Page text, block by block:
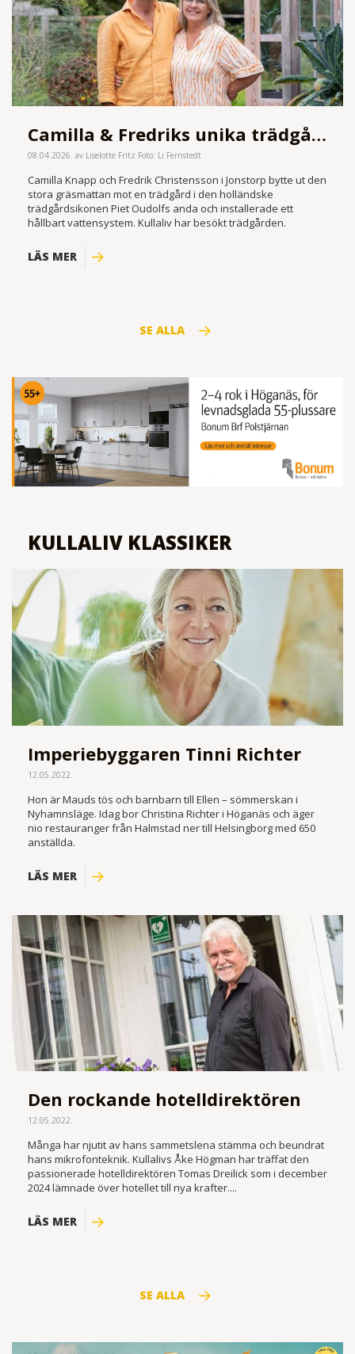
Camilla & Fredriks unika trädgård i Jonstorp
08.04.2026. av Liselotte Fritz Foto: Li Fernstedt
Camilla Knapp och Fredrik Christensson i Jonstorp bytte ut den
stora gräsmattan mot en trädgård i den holländske
trädgårdsikonen Piet Oudolfs anda och installerade ett
hållbart vattensystem. Kullaliv har besökt trädgården.
LÄS MER
SE ALLA
KULLALIV KLASSIKER
Imperiebyggaren Tinni Richter
12.05.2022.
Hon är Mauds tös och barnbarn till Ellen – sömmerskan i
Nyhamnsläge. Idag bor Christina Richter i Höganäs och äger
nio restauranger från Halmstad ner till Helsingborg med 650
anställda.
LÄS MER
Den rockande hotelldirektören
12.05.2022.
Många har njutit av hans sammetslena stämma och beundrat
hans mikrofonteknik. Kullalivs Åke Högman har träffat den
passionerade hotell­­direktören Tomas Dreilick som i december
2024 lämnade över hotellet till nya krafter....
LÄS MER
SE ALLA